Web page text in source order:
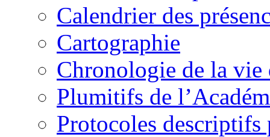
Calendrier des
Cartographie
Chronologie de la vie
Plumitifs de
Protocoles descriptifs